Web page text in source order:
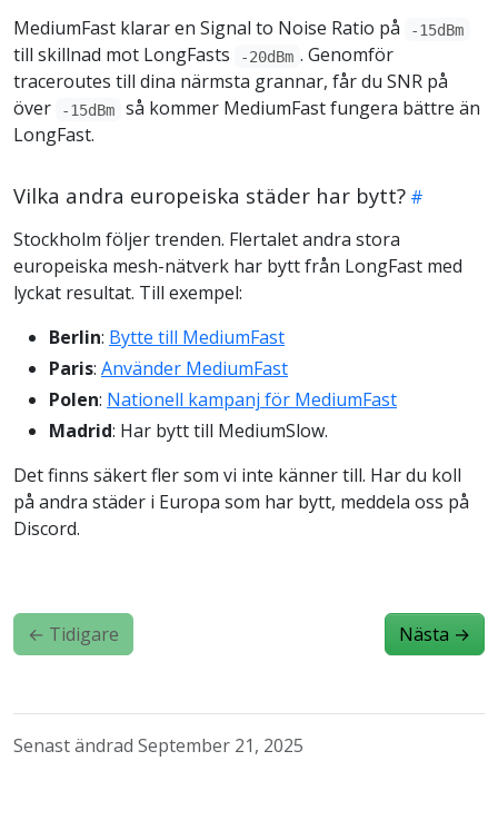
MediumFast klarar en Signal to Noise Ratio på -15dBm
till skillnad mot LongFasts -20dBm . Genomför
traceroutes till dina närmsta grannar, får du SNR på
över
-15dBm
så kommer MediumFast fungera bättre än
LongFast.
Vilka andra europeiska städer har bytt?
Stockholm följer trenden. Flertalet andra stora
europeiska mesh-nätverk har bytt från LongFast med
lyckat resultat. Till exempel:
Berlin: Bytte till MediumFast
Paris: Använder MediumFast
Polen: Nationell kampanj för MediumFast
Madrid: Har bytt till MediumSlow.
Det finns säkert fler som vi inte känner till. Har du koll
på andra städer i Europa som har bytt, meddela oss på
Discord.
← Tidigare Nästa →
Senast ändrad September 21, 2025